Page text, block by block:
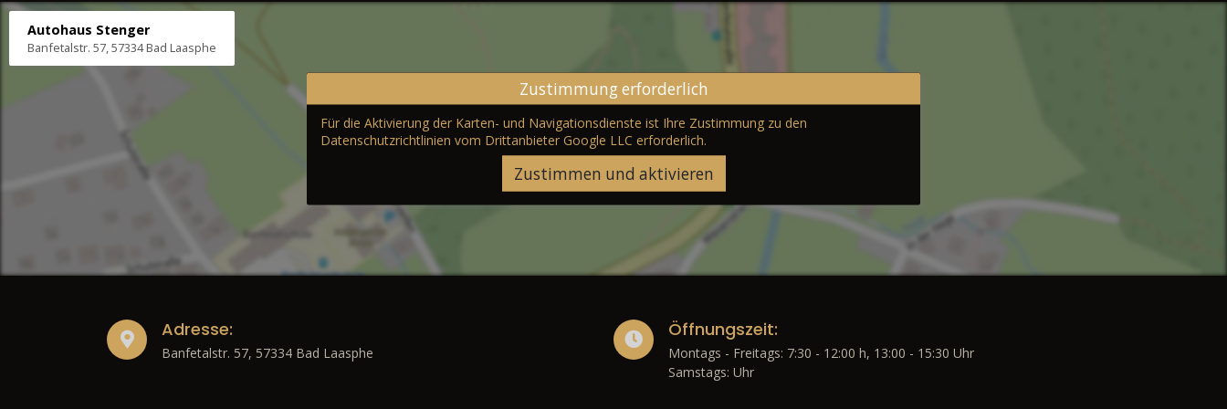
Autohaus Stenger
Banfetalstr. 57, 57334 Bad Laasphe
Zustimmung erforderlich
Für die Aktivierung der Karten- und Navigationsdienste ist Ihre Zustimmung zu den
Datenschutzrichtlinien vom Drittanbieter Google LLC erforderlich.
Zustimmen und aktivieren
Adresse:
Banfetalstr. 57, 57334 Bad Laasphe
Öffnungszeit:
Montags - Freitags: 7:30 - 12:00 h, 13:00 - 15:30 Uhr
Samstags: Uhr